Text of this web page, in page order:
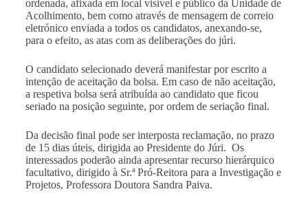
ordenada, afixada em local visível e público da Unidade de
Acolhimento, bem como através de mensagem de correio
eletrónico enviada a todos os candidatos, anexando-se,
para o efeito, as atas com as deliberações do júri.
O candidato selecionado deverá manifestar por escrito a
intenção de aceitação da bolsa. Em caso de não aceitação,
a respetiva bolsa será atribuída ao candidato que ficou
seriado na posição seguinte, por ordem de seriação final.
Da decisão final pode ser interposta reclamação, no prazo
de 15 dias úteis, dirigida ao Presidente do Júri. Os
interessados poderão ainda apresentar recurso hierárquico
facultativo, dirigido à Sr.ª Pró-Reitora para a Investigação e
Projetos, Professora Doutora Sandra Paiva.